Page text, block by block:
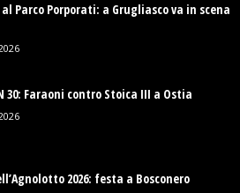
Parco Porporati: a Grugliasco va in scena
30: Faraoni contro Stoica III a Ostia
2026: festa a Bosconero